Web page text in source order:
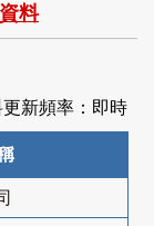
料
更新頻率：即時